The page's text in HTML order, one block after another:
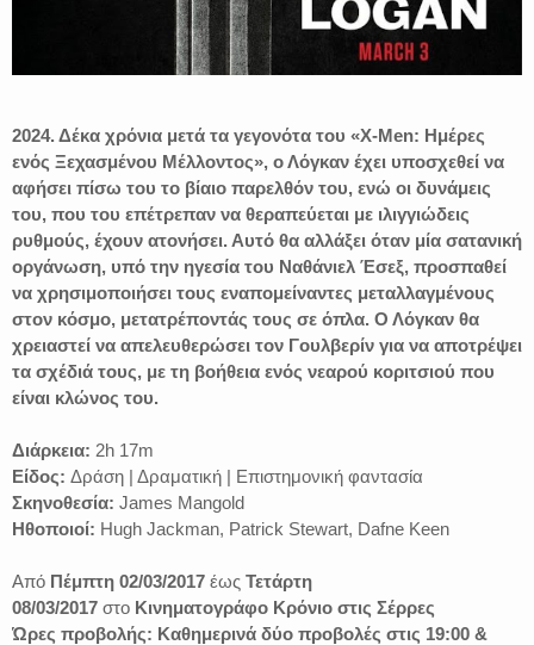
2024. Δέκα χρόνια μετά τα γεγονότα του «X-Men: Ημέρες
ενός Ξεχασμένου Μέλλοντος», ο Λόγκαν έχει υποσχεθεί να
αφήσει πίσω του το βίαιο παρελθόν του, ενώ οι δυνάμεις
του, που του επέτρεπαν να θεραπεύεται με ιλιγγιώδεις
ρυθμούς, έχουν ατονήσει. Αυτό θα αλλάξει όταν μία σατανική
οργάνωση, υπό την ηγεσία του Ναθάνιελ Έσεξ, προσπαθεί
να χρησιμοποιήσει τους εναπομείναντες μεταλλαγμένους
στον κόσμο, μετατρέποντάς τους σε όπλα. Ο Λόγκαν θα
χρειαστεί να απελευθερώσει τον Γουλβερίν για να αποτρέψει
τα σχέδιά τους, με τη βοήθεια ενός νεαρού κοριτσιού που
είναι κλώνος του.
Διάρκεια: 2h 17m
Είδος: Δράση | Δραματική | Επιστημονική φαντασία
Σκηνοθεσία: James Mangold
Ηθοποιοί: Hugh Jackman, Patrick Stewart, Dafne Keen
Από Πέμπτη 02/03/2017 έως Τετάρτη
08/03/2017 στο Κινηματογράφο Κρόνιο στις Σέρρες
Ώρες προβολής: Καθημερινά δύο προβολές στις 19:00 &